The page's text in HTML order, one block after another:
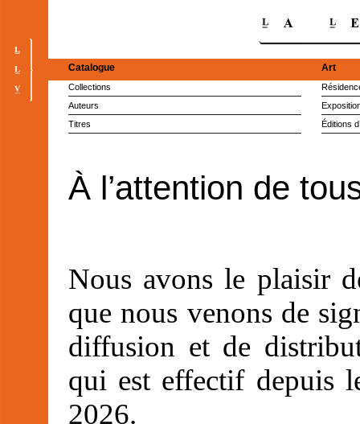
Catalogue
Collections
Auteurs
Titres
Art
Éditions
À l’attention de
Nous avons le plaisir
que nous venons de
diffusion et de
qui est effectif depuis
2026.